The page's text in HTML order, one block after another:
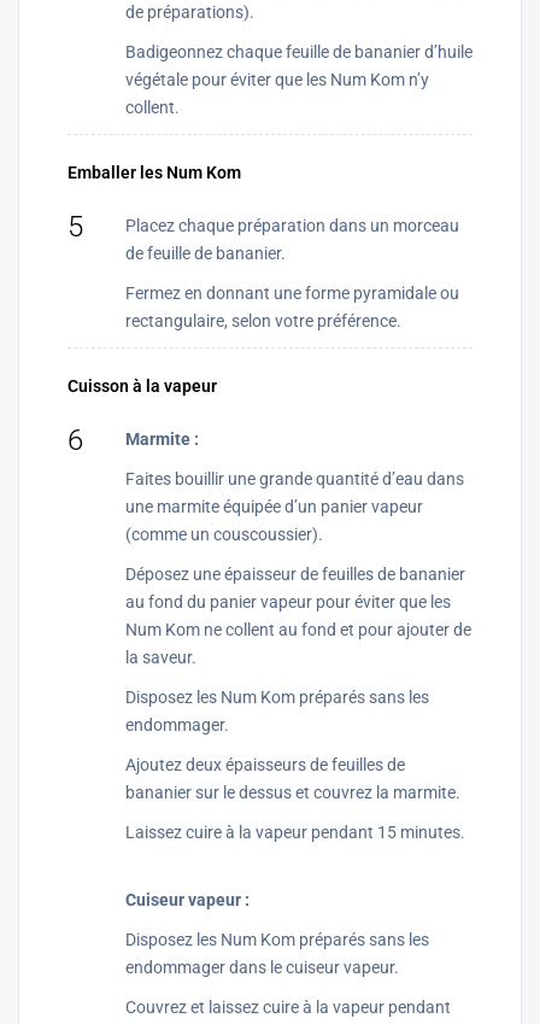
de préparations).
Badigeonnez chaque feuille de bananier d’huile
végétale pour éviter que les Num Kom n’y
collent.
Emballer les Num Kom
5
Placez chaque préparation dans un morceau
de feuille de bananier.
Fermez en donnant une forme pyramidale ou
rectangulaire, selon votre préférence.
Cuisson à la vapeur
6 Marmite :
Faites bouillir une grande quantité d’eau dans
une marmite équipée d’un panier vapeur
(comme un couscoussier).
Déposez une épaisseur de feuilles de bananier
au fond du panier vapeur pour éviter que les
Num Kom ne collent au fond et pour ajouter de
la saveur.
Disposez les Num Kom préparés sans les
endommager.
Ajoutez deux épaisseurs de feuilles de
bananier sur le dessus et couvrez la marmite.
Laissez cuire à la vapeur pendant 15 minutes.
Cuiseur vapeur :
Disposez les Num Kom préparés sans les
endommager dans le cuiseur vapeur.
Couvrez et laissez cuire à la vapeur pendant